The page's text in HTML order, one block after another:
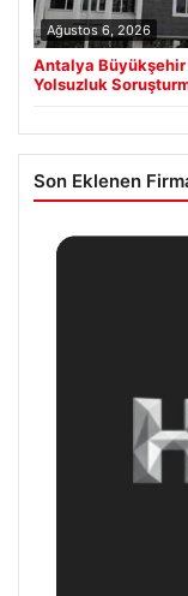
Ağustos 6, 2026
Antalya Büyükşehir
Yolsuzluk
Son Eklenen